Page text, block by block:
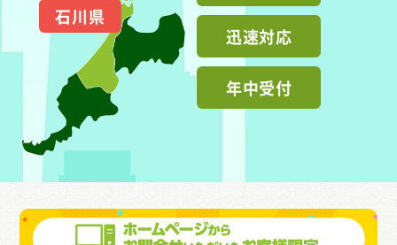
迅速対応
年中受付
石川県